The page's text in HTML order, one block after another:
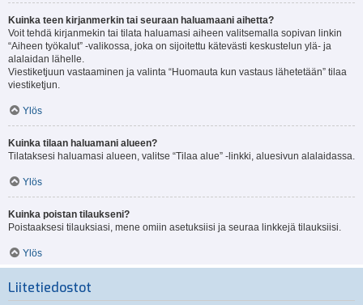
Kuinka teen kirjanmerkin tai seuraan haluamaani aihetta?
Voit tehdä kirjanmekin tai tilata haluamasi aiheen valitsemalla sopivan linkin
“Aiheen työkalut” -valikossa, joka on sijoitettu kätevästi keskustelun ylä- ja
alalaidan lähelle.
Viestiketjuun vastaaminen ja valinta “Huomauta kun vastaus lähetetään” tilaa
viestiketjun.
Ylös
Kuinka tilaan haluamani alueen?
Tilataksesi haluamasi alueen, valitse “Tilaa alue” -linkki, aluesivun alalaidassa.
Ylös
Kuinka poistan tilaukseni?
Poistaaksesi tilauksiasi, mene omiin asetuksiisi ja seuraa linkkejä tilauksiisi.
Ylös
Liitetiedostot